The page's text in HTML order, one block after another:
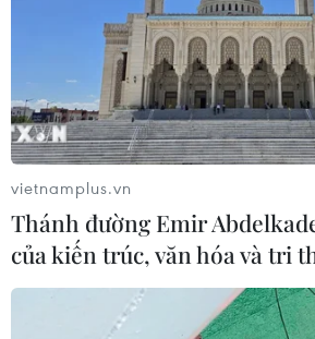
vietnamplus.vn
Thánh đường Emir
của kiến trúc, văn hóa và tri